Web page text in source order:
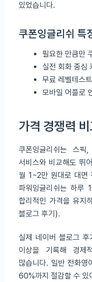
있었습니다.
쿠폰잉글리쉬 특
필요한 만큼만
실전 회화 중심
무료 레벨테스
모바일 어플로
가격 경쟁력
쿠폰잉글리쉬는 스
서비스와 비교해도 뛰
월 1~2만 원대로 대면
파워잉글리쉬는 하루
합리적인 가격을 유지
블로그 후기).
실제 네이버 블로그
이상을 기록해 경제
많습니다. 일반 전화
60%까지 절감할 수 있